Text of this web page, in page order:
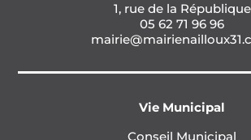
1, rue de la République
05 62 71 96 96
Vie Municipal
Conseil Municipal